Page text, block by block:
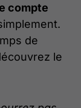
compte
de
le